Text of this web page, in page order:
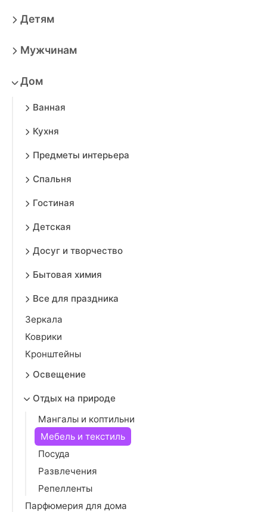
Детям
Мужчинам
Дом
Ванная
Кухня
Предметы интерьера
Спальня
Гостиная
Детская
Досуг и творчество
Бытовая химия
Все для праздника
Зеркала
Коврики
Кронштейны
Освещение
Отдых на природе
Мангалы и коптильни
Мебель и текстиль
Посуда
Развлечения
Репелленты
Парфюмерия для дома